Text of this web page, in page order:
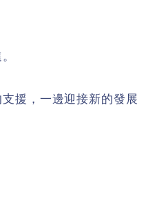
援，一邊迎接新的發展